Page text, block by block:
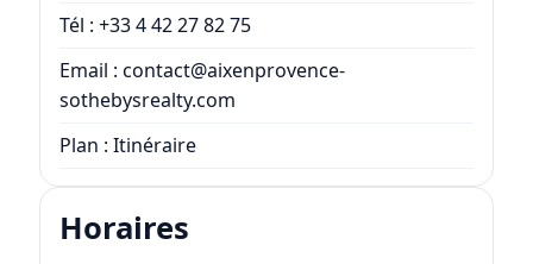
Tél : +33 4 42 27 82 75
Email : contact@aixenprovence-
sothebysrealty.com
Plan : Itinéraire
Horaires